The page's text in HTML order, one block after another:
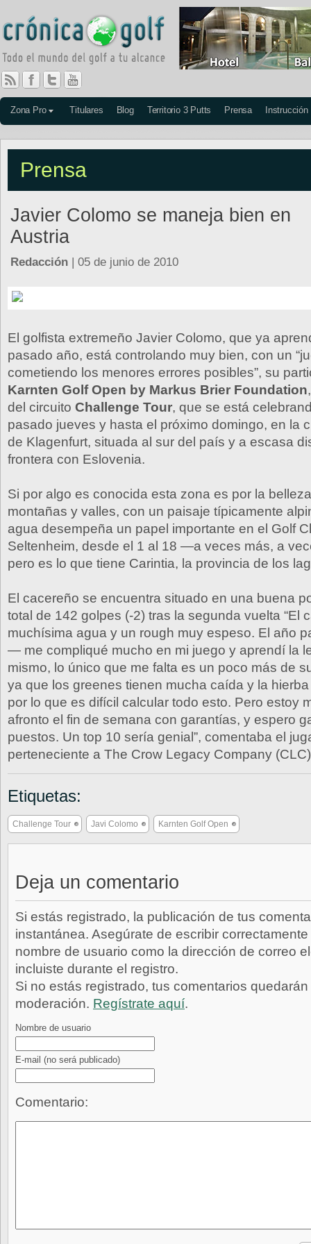
Zona Pro Titulares Blog Territorio 3 Putts Prensa Instrucción
Prensa
Javier Colomo se maneja bien en
Austria
Redacción | 05 de junio de 2010
El golfista extremeño Javier Colomo, que ya
pasado año, está controlando muy bien, con un
cometiendo los menores errores posibles”, su
Karnten Golf Open by Markus Brier Foundation
del circuito Challenge Tour, que se está
pasado jueves y hasta el próximo domingo, en la
de Klagenfurt, situada al sur del país y a escasa
frontera con Eslovenia.
Si por algo es conocida esta zona es por la
montañas y valles, con un paisaje típicamente
agua desempeña un papel importante en el Golf
Seltenheim, desde el 1 al 18 —a veces más, a
pero es lo que tiene Carintia, la provincia de los
El cacereño se encuentra situado en una buena
total de 142 golpes (-2) tras la segunda vuelta “El
muchísima agua y un rough muy espeso. El año
— me compliqué mucho en mi juego y aprendí la
mismo, lo único que me falta es un poco más de
ya que los greenes tienen mucha caída y la
por lo que es difícil calcular todo esto. Pero estoy
afronto el fin de semana con garantías, y espero
puestos. Un top 10 sería genial”, comentaba el
perteneciente a The Crow Legacy Company
Etiquetas:
Challenge Tour Javi Colomo Karnten Golf Open
Deja un comentario
Si estás registrado, la publicación de tus
instantánea. Asegúrate de escribir
nombre de usuario como la dirección de correo
incluiste durante el registro.
Si no estás registrado, tus comentarios
moderación. Regístrate aquí.
Nombre de usuario
E-mail (no será publicado)
Comentario: